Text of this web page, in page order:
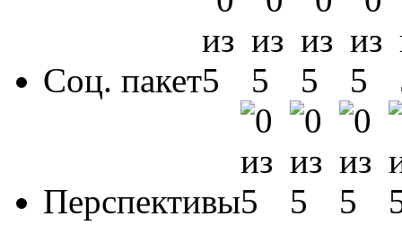
Соц. пакет
Перспективы